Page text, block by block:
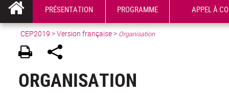
PRÉSENTATION PROGRAMME APPEL À
CEP2019 >Version française> Organisation
ORGANISATION